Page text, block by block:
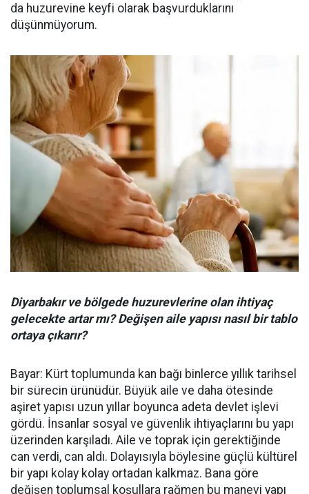
da huzurevine keyfi olarak başvurduklarını
düşünmüyorum.
Diyarbakır ve bölgede huzurevlerine olan ihtiyaç
gelecekte artar mı? Değişen aile yapısı nasıl bir tablo
ortaya çıkarır?
Bayar: Kürt toplumunda kan bağı binlerce yıllık tarihsel
bir sürecin ürünüdür. Büyük aile ve daha ötesinde
aşiret yapısı uzun yıllar boyunca adeta devlet işlevi
gördü. İnsanlar sosyal ve güvenlik ihtiyaçlarını bu yapı
üzerinden karşıladı. Aile ve toprak için gerektiğinde
can verdi, can aldı. Dolayısıyla böylesine güçlü kültürel
bir yapı kolay kolay ortadan kalkmaz. Bana göre
değişen toplumsal koşullara rağmen bu manevi yapı